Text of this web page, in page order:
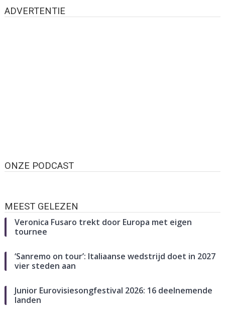
ADVERTENTIE
ONZE PODCAST
MEEST GELEZEN
Veronica Fusaro trekt door Europa met eigen
tournee
‘Sanremo on tour’: Italiaanse wedstrijd doet in 2027
vier steden aan
Junior Eurovisiesongfestival 2026: 16 deelnemende
landen